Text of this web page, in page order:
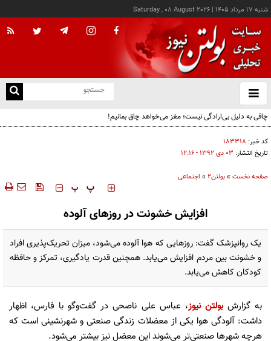
شنبه ۱۷ مرداد ۱۴۰۵ |
Saturday , 08 August 2026
باز
و
چاقی به دلیل بی‌ارادگی نیست؛ مغز می‌خواهد چاق بمانیم!
کد خبر: ۱۸۳۳۱۸
تاریخ انتشار: ۰۳ دی ۱۳۹۲ - ۱۲:۱۶
صفحه نخست »بولتن2 » اجتماعی
‍‍‍ پ پ
افزایش خشونت در روزهای آلوده
یک روانپزشک گفت: روزهایی که هوا آلوده می‌شود، میزان تحریک‌پذیری افراد
و خشونت بین مردم افزایش می‌یابد. همچنین قدرت یادگیری، تمرکز و حافظه
کودکان کاهش می‌‌یابد.
به گزارش بولتن نیوز، عباس علی ناصحی در گفت‌وگو با فارس، اظهار
داشت: آلودگی هوا یکی از معضلات زندگی صنعتی و شهرنشینی است که
هرچه شهرها صنعتی‌تر می‌شوند این معضل نیز بیشتر می‌شود.